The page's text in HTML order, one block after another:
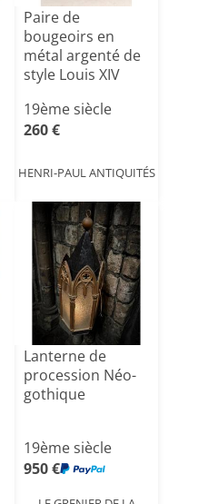
Paire de
bougeoirs en
métal argenté de
style Louis XIV
19ème siècle
260 €
HENRI-PAUL ANTIQUITÉS
Lanterne de
procession Néo-
gothique
19ème siècle
950 €